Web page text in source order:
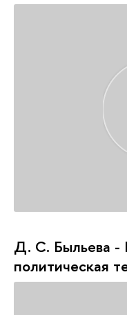
Д. С. Быльева -
политическая